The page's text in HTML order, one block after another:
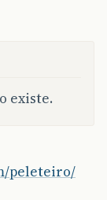
existe.
peleteiro/